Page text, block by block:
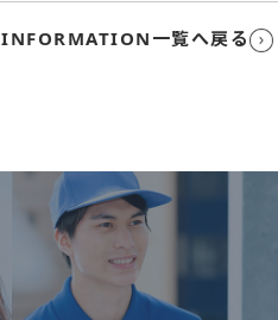
INFORMATION一覧へ戻る